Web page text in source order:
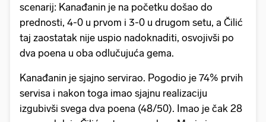
scenarij: Kanađanin je na početku došao do
prednosti, 4-0 u prvom i 3-0 u drugom setu, a Čilić
taj zaostatak nije uspio nadoknaditi, osvojivši po
dva poena u oba odlučujuća gema.
Kanađanin je sjajno servirao. Pogodio je 74% prvih
servisa i nakon toga imao sjajnu realizaciju
izgubivši svega dva poena (48/50). Imao je čak 28